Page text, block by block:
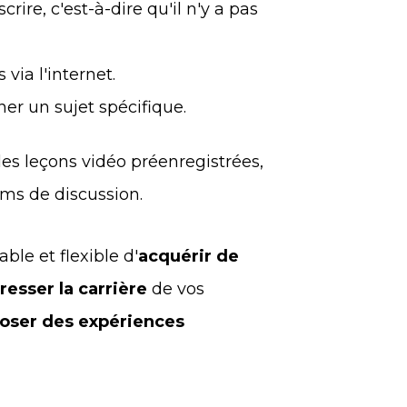
c'est-à-dire qu'il n'y a pas
via l'internet.
un sujet spécifique.
leçons vidéo préenregistrées,
de discussion.
et flexible d'acquérir de
la carrière de vos
des expériences